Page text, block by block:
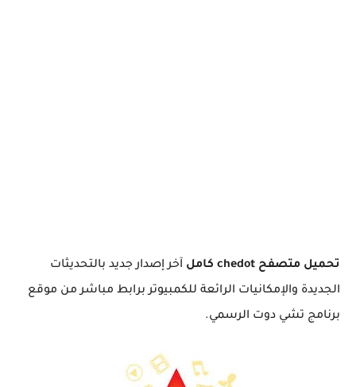
تحميل متصفح chedot كامل
آخر إصدار جديد بالتحديثات
الجديدة والإمكانيات الرائعة للكمبيوتر برابط مباشر من موقع
برنامج تشي دوت الرسمي.